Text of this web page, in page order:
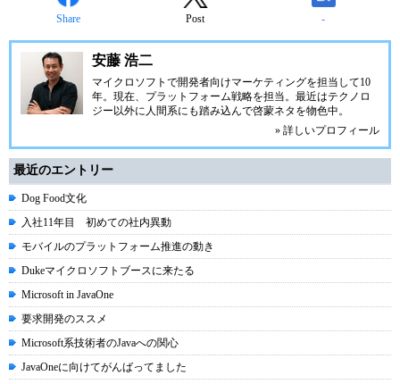
Share Post -
安藤 浩二
マイクロソフトで開発者向けマーケティングを担当して10
年。現在、プラットフォーム戦略を担当。最近はテクノロ
ジー以外に人間系にも踏み込んで啓蒙ネタを物色中。
» 詳しいプロフィール
最近のエントリー
Dog Food文化
入社11年目 初めての社内異動
モバイルのプラットフォーム推進の動き
Dukeマイクロソフトブースに来たる
Microsoft in JavaOne
要求開発のススメ
Microsoft系技術者のJavaへの関心
JavaOneに向けてがんばってました